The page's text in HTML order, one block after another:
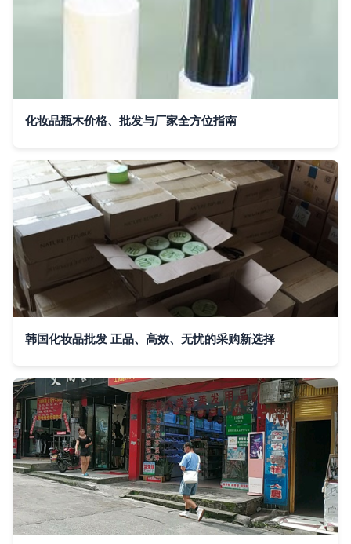
化妆品瓶木价格、批发与厂家全方位指南
韩国化妆品批发 正品、高效、无忧的采购新选择